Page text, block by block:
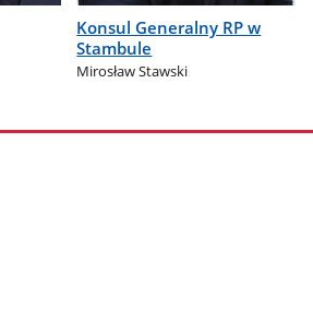
Konsul Generalny RP w
Stambule
Mirosław Stawski